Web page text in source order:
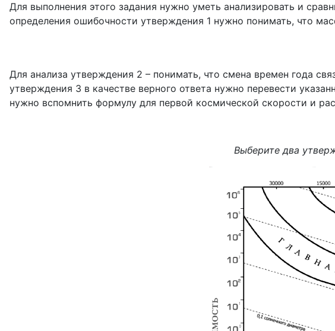
Для выполнения этого задания нужно уметь анализировать и
определения ошибочности утверждения 1 нужно понимать, что
Для анализа утверждения 2 – понимать, что смена времен года
утверждения 3 в качестве верного ответа нужно перевести
нужно вспомнить формулу для первой космической скорости и
Выберите два